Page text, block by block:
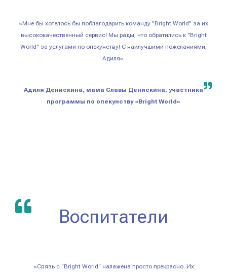
«Мне бы хотелось бы поблагодарить команду "Bright World" за их
высококачественный сервис! Мы рады, что обратились к "Bright
World" за услугами по опекунству! С наилучшими пожеланиями,
Адиля».
Адиля Денискина, мама Славы Денискина, участника
программы по опекунству «Bright World»
Воспитатели
«Связь с “Bright World“ налажена просто прекрасно. Их